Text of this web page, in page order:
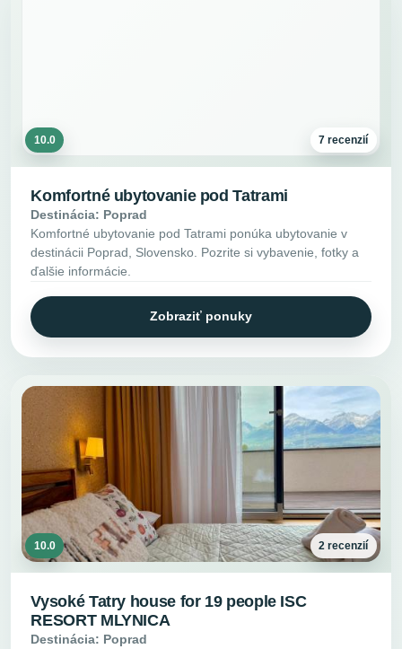
10.0 7 recenzií
Komfortné ubytovanie pod Tatrami
Destinácia: Poprad
Komfortné ubytovanie pod Tatrami ponúka ubytovanie v
destinácii Poprad, Slovensko. Pozrite si vybavenie, fotky a
ďalšie informácie.
Zobraziť ponuky
10.0 2 recenzií
Vysoké Tatry house for 19 people ISC
RESORT MLYNICA
Destinácia: Poprad